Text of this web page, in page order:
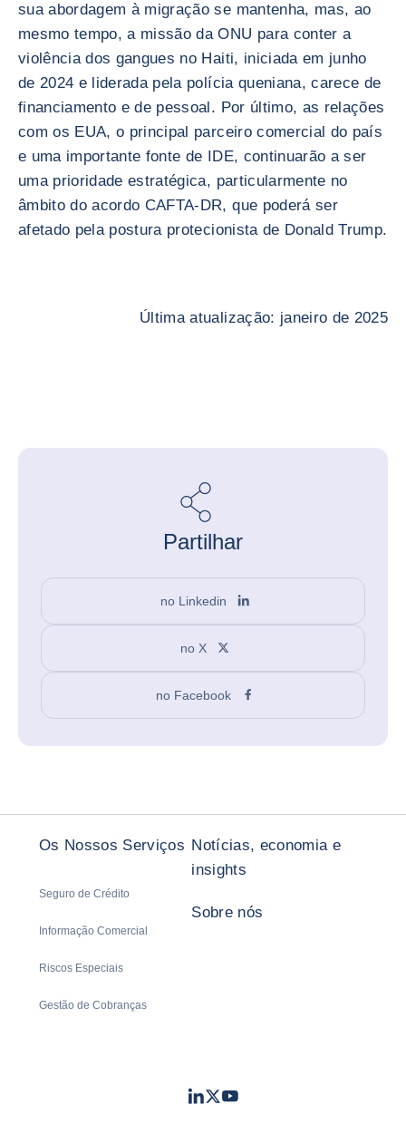
sua abordagem à migração se mantenha, mas, ao
mesmo tempo, a missão da ONU para conter a
violência dos gangues no Haiti, iniciada em junho
de 2024 e liderada pela polícia queniana, carece de
financiamento e de pessoal. Por último, as relações
com os EUA, o principal parceiro comercial do país
e uma importante fonte de IDE, continuarão a ser
uma prioridade estratégica, particularmente no
âmbito do acordo CAFTA-DR, que poderá ser
afetado pela postura protecionista de Donald Trump.
Última atualização: janeiro de 2025
Partilhar
no Linkedin
no X
no Facebook
Os Nossos Serviços
Seguro de Crédito
Informação Comercial
Riscos Especiais
Gestão de Cobranças
Notícias, economia e
insights
Sobre nós
LinkedIn
TwitterYoutube